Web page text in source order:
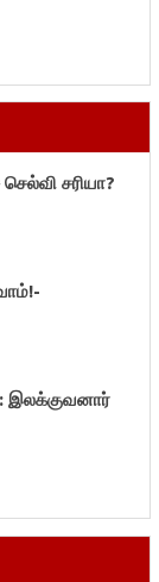
சரியா?
இலக்குவனார்